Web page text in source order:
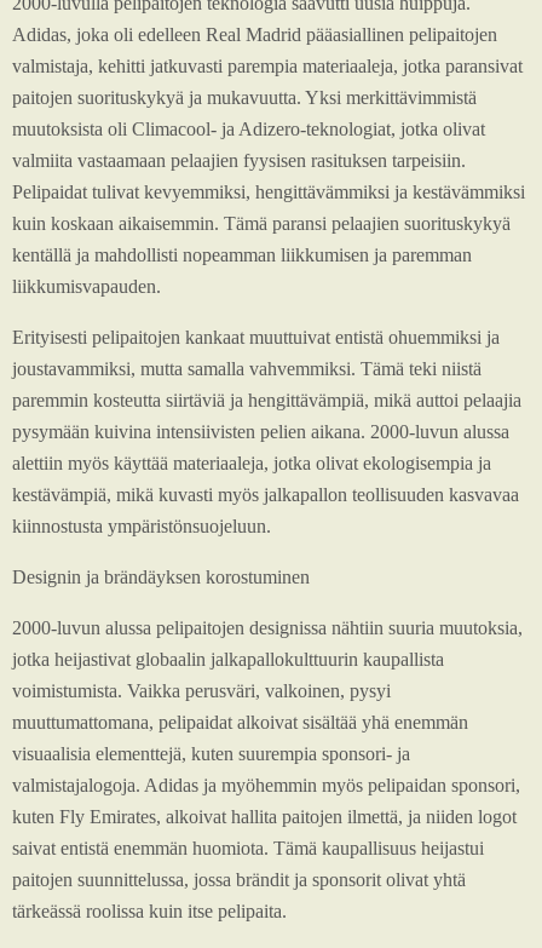
Adidas, joka oli edelleen Real Madrid pääasiallinen pelipaitojen
valmistaja, kehitti jatkuvasti parempia materiaaleja, jotka paransivat
paitojen suorituskykyä ja mukavuutta. Yksi merkittävimmistä
muutoksista oli Climacool- ja Adizero-teknologiat, jotka olivat
valmiita vastaamaan pelaajien fyysisen rasituksen tarpeisiin.
Pelipaidat tulivat kevyemmiksi, hengittävämmiksi ja kestävämmiksi
kuin koskaan aikaisemmin. Tämä paransi pelaajien suorituskykyä
kentällä ja mahdollisti nopeamman liikkumisen ja paremman
liikkumisvapauden.
Erityisesti pelipaitojen kankaat muuttuivat entistä ohuemmiksi ja
joustavammiksi, mutta samalla vahvemmiksi. Tämä teki niistä
paremmin kosteutta siirtäviä ja hengittävämpiä, mikä auttoi pelaajia
pysymään kuivina intensiivisten pelien aikana. 2000-luvun alussa
alettiin myös käyttää materiaaleja, jotka olivat ekologisempia ja
kestävämpiä, mikä kuvasti myös jalkapallon teollisuuden kasvavaa
kiinnostusta ympäristönsuojeluun.
Designin ja brändäyksen korostuminen
2000-luvun alussa pelipaitojen designissa nähtiin suuria muutoksia,
jotka heijastivat globaalin jalkapallokulttuurin kaupallista
voimistumista. Vaikka perusväri, valkoinen, pysyi
muuttumattomana, pelipaidat alkoivat sisältää yhä enemmän
visuaalisia elementtejä, kuten suurempia sponsori- ja
valmistajalogoja. Adidas ja myöhemmin myös pelipaidan sponsori,
kuten Fly Emirates, alkoivat hallita paitojen ilmettä, ja niiden logot
saivat entistä enemmän huomiota. Tämä kaupallisuus heijastui
paitojen suunnittelussa, jossa brändit ja sponsorit olivat yhtä
tärkeässä roolissa kuin itse pelipaita.